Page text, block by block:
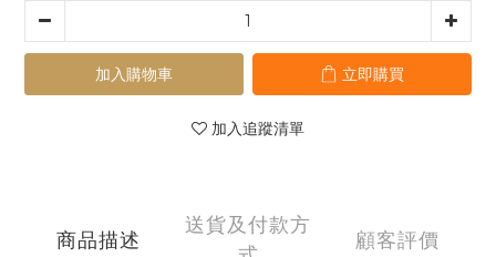
加入購物車 立即購買
加入追蹤清單
商品描述
送貨及付款方
顧客評價